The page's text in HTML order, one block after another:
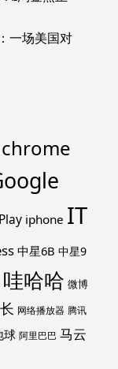
一场美国对
chrome
iphone IT
中星6B 中星9
哇哈哈 微博
网络播放器 腾讯
球 阿里巴巴 马云